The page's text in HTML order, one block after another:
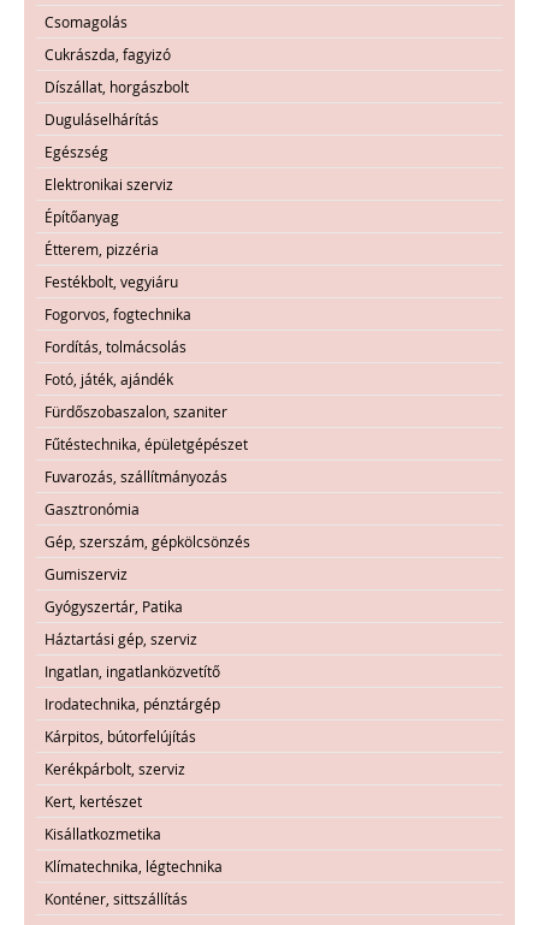
Csomagolás
Cukrászda, fagyizó
Díszállat, horgászbolt
Duguláselhárítás
Egészség
Elektronikai szerviz
Építőanyag
Étterem, pizzéria
Festékbolt, vegyiáru
Fogorvos, fogtechnika
Fordítás, tolmácsolás
Fotó, játék, ajándék
Fürdőszobaszalon, szaniter
Fűtéstechnika, épületgépészet
Fuvarozás, szállítmányozás
Gasztronómia
Gép, szerszám, gépkölcsönzés
Gumiszerviz
Gyógyszertár, Patika
Háztartási gép, szerviz
Ingatlan, ingatlanközvetítő
Irodatechnika, pénztárgép
Kárpitos, bútorfelújítás
Kerékpárbolt, szerviz
Kert, kertészet
Kisállatkozmetika
Klímatechnika, légtechnika
Konténer, sittszállítás